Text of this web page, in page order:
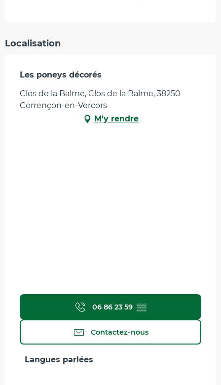
Localisation
Les poneys décorés
Clos de la Balme, Clos de la Balme, 38250
Corrençon-en-Vercors
M'y rendre
06 86 23 59 ▒▒
Contactez-nous
Langues parlées
Langues parlées